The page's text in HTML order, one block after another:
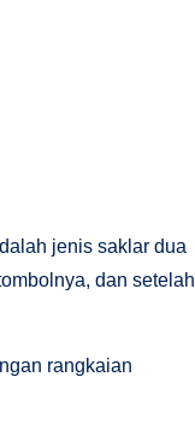
jenis saklar dua
dan setelah
rangkaian